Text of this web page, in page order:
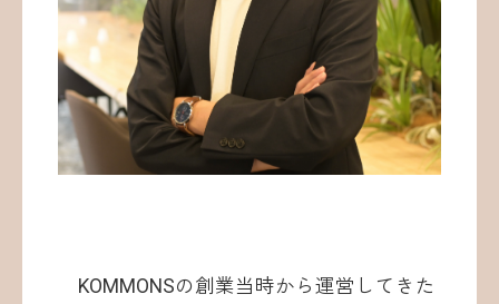
KOMMONSの創業当時から運営してきた